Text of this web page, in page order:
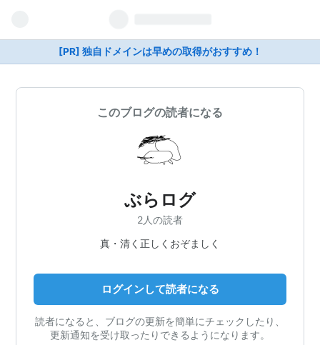
[PR] 独自ドメインは早めの取得がおすすめ！
このブログの読者になる
ぶらログ
2人の読者
真・清く正しくおぞましく
ログインして読者になる
読者になると、ブログの更新を簡単にチェックしたり、
更新通知を受け取ったりできるようになります。